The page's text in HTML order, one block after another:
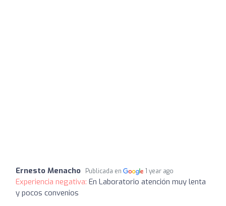
Ernesto Menacho Publicada en 1 year ago
Experiencia negativa: En Laboratorio atención muy lenta
y pocos convenios